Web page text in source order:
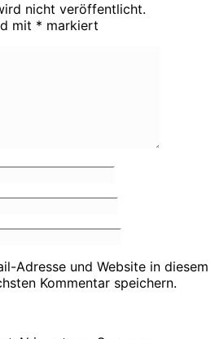
nicht veröffentlicht.
mit * markiert
Adresse und Website in diesem
Kommentar speichern.